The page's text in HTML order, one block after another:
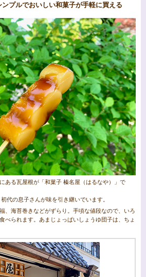
プルでおいしい和菓子が手軽に買える
ある瓦屋根が「和菓子 榛名屋（はるなや）」で
代の息子さんが味を引き継いでいます。
、海苔巻きなどがずらり。手頃な値段なので、いろ
べられます。あまじょっぱいしょうゆ団子は、ちょ